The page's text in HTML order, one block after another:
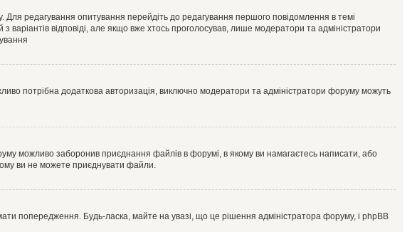
редагування опитування перейдіть до редагування першого повідомлення в темі
відповіді, але якщо вже хтось проголосував, лише модератори та адміністратори
потрібна додаткова авторизація, виключно модератори та адміністратори форуму можуть
можливо заборонив приєднання файлів в форумі, в якому ви намагаєтесь написати, або
ви не можете приєднувати файли.
попередження. Будь-ласка, майте на увазі, що це рішення адміністратора форуму, і phpBB